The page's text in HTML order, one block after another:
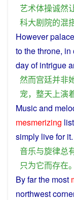
艺术体操诚然
科大剧院的混
Howeverpalace
to thethrone, in
dayofintrigue
然而宫廷并非
宠， 整天上演
Musicand
mesmerizing
simply livefor it.
音乐与旋律总
只为它而存在。
Byfarthe most
northwest